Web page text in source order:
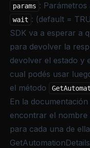
params : Parámetros
wait : (default =
SDK va a esperar a
para devolver la
devolver el estado y
cual podés usar
el método
En la
encontrar el nombre
para cada una de